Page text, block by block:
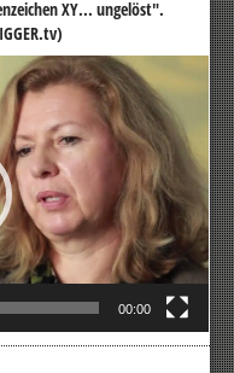
XY... ungelöst".
00:00